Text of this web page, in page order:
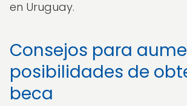
en Uruguay.
Consejos para
posibilidades de
beca